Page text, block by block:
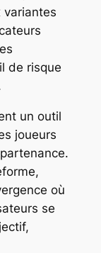
variantes
de risque
un outil
joueurs
où
se